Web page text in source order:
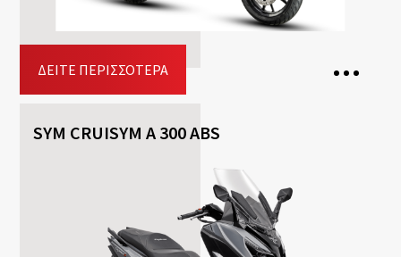
Κράτηση
ΔΕΊΤΕ ΠΕΡΙΣΣΌΤΕΡΑ
Κιβώτιο ταχυτήτων: Aυτόματο
Καύσιμο: Βενζίνη
SYM CRUISYM A 300 ABS